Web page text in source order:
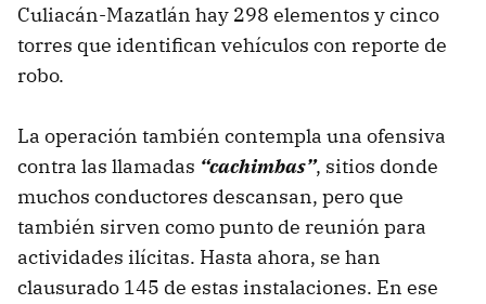
Culiacán-Mazatlán hay 298 elementos y cinco
torres que identifican vehículos con reporte de
robo.
La operación también contempla una ofensiva
contra las llamadas “cachimbas”, sitios donde
muchos conductores descansan, pero que
también sirven como punto de reunión para
actividades ilícitas. Hasta ahora, se han
clausurado 145 de estas instalaciones. En ese